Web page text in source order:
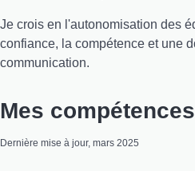
Je crois en l'autonomisation des
confiance, la compétence et une
communication.
Mes compétences
Dernière mise à jour, mars 2025